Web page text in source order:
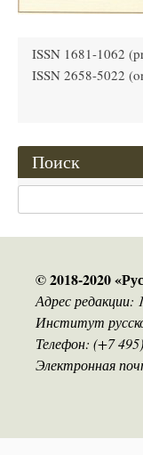
ISSN 1681-1062
ISSN 2658-5022
Поиск
© 2018-2020
Адрес редакции:
Институт
Телефон: (+7
Электронная